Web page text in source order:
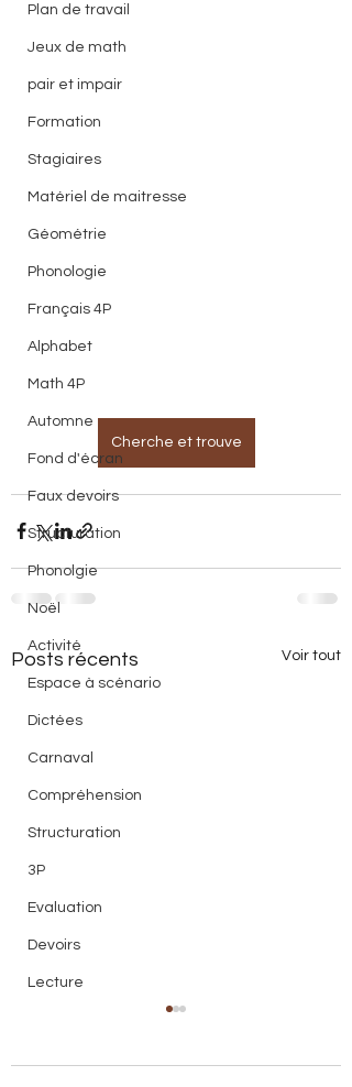
Plan de travail
Jeux de math
pair et impair
Formation
Stagiaires
Matériel de maitresse
Géométrie
Phonologie
Français 4P
Alphabet
Math 4P
Automne
Fond d'écran
Faux devoirs
Structuration
Phonolgie
Noël
Activité
Espace à scénario
Dictées
Carnaval
Compréhension
Structuration
3P
Evaluation
Devoirs
Lecture
Cherche et trouve
Posts récents Voir tout